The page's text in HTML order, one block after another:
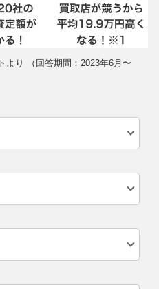
より （回答期間：2023年6月〜